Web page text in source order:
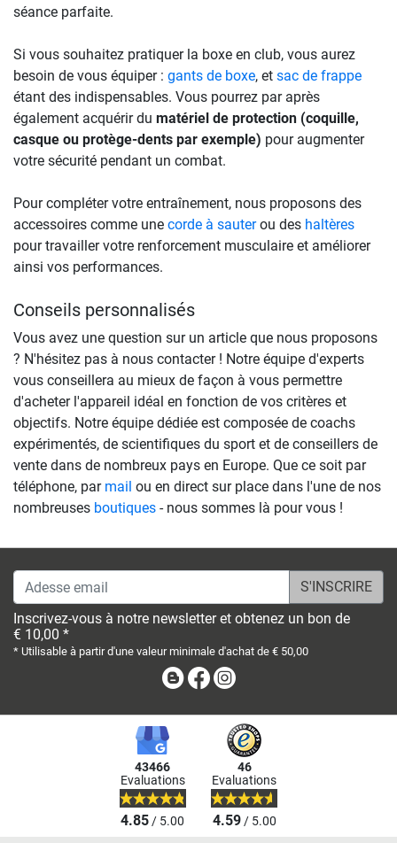
séance parfaite.
Si vous souhaitez pratiquer la boxe en club, vous aurez
besoin de vous équiper : gants de boxe, et sac de frappe
étant des indispensables. Vous pourrez par après
également acquérir du matériel de protection (coquille,
casque ou protège-dents par exemple) pour augmenter
votre sécurité pendant un combat.
Pour compléter votre entraînement, nous proposons des
accessoires comme une corde à sauterou des haltères
pour travailler votre renforcement musculaire et améliorer
ainsi vos performances.
Conseils personnalisés
Vous avez une question sur un article que nous proposons
? N'hésitez pas à nous contacter ! Notre équipe d'experts
vous conseillera au mieux de façon à vous permettre
d'acheter l'appareil idéal en fonction de vos critères et
objectifs. Notre équipe dédiée est composée de coachs
expérimentés, de scientifiques du sport et de conseillers de
vente dans de nombreux pays en Europe. Que ce soit par
téléphone, par mail ou en direct sur place dans l'une de nos
nombreuses boutiques - nous sommes là pour vous !
Adesse email
Inscrivez-vous à notre newsletter et obtenez un bon de
€ 10,00 *
* Utilisable à partir d'une valeur minimale d'achat de € 50,00
BlogFacebook
43466
Evaluations
4.85/ 5.00
46
Evaluations
4.59/ 5.00